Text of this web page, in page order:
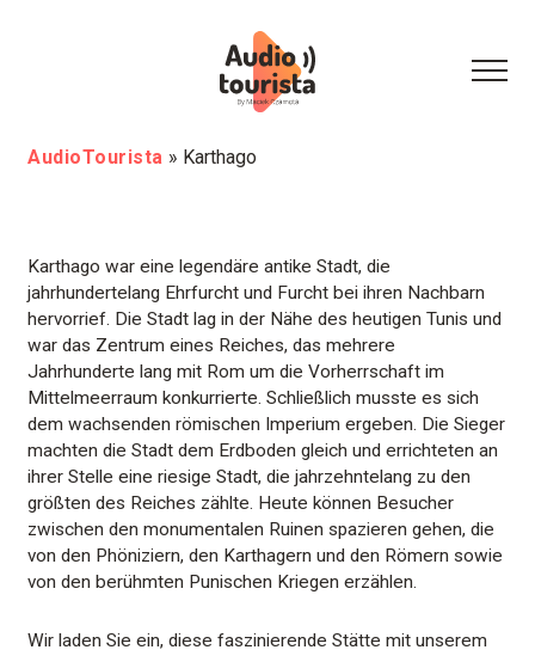
AudioTourista » Karthago
Karthago war eine legendäre antike Stadt, die
jahrhundertelang Ehrfurcht und Furcht bei ihren Nachbarn
hervorrief. Die Stadt lag in der Nähe des heutigen Tunis und
war das Zentrum eines Reiches, das mehrere
Jahrhunderte lang mit Rom um die Vorherrschaft im
Mittelmeerraum konkurrierte. Schließlich musste es sich
dem wachsenden römischen Imperium ergeben. Die Sieger
machten die Stadt dem Erdboden gleich und errichteten an
ihrer Stelle eine riesige Stadt, die jahrzehntelang zu den
größten des Reiches zählte. Heute können Besucher
zwischen den monumentalen Ruinen spazieren gehen, die
von den Phöniziern, den Karthagern und den Römern sowie
von den berühmten Punischen Kriegen erzählen.
Wir laden Sie ein, diese faszinierende Stätte mit unserem